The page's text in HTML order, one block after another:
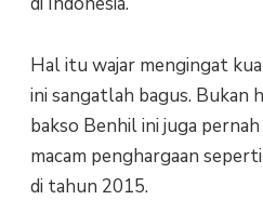
Hal itu wajar mengingat
ini sangatlah bagus. Bukan
bakso Benhil ini juga
macam penghargaan
di tahun 2015.